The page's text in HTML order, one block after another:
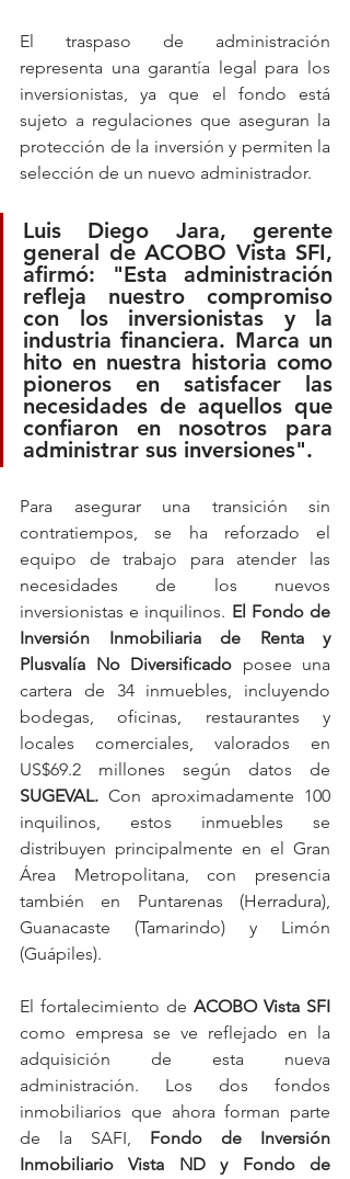
El traspaso de administración
representa una garantía legal para los
inversionistas, ya que el fondo está
sujeto a regulaciones que aseguran la
protección de la inversión y permiten la
selección de un nuevo administrador.
Luis Diego Jara, gerente
general de ACOBO Vista SFI,
afirmó: "Esta administración
refleja nuestro compromiso
con los inversionistas y la
industria financiera. Marca un
hito en nuestra historia como
pioneros en satisfacer las
necesidades de aquellos que
confiaron en nosotros para
administrar sus inversiones".
Para asegurar una transición sin
contratiempos, se ha reforzado el
equipo de trabajo para atender las
necesidades de los nuevos
inversionistas e inquilinos. El Fondo de
Inversión Inmobiliaria de Renta y
Plusvalía No Diversificado posee una
cartera de 34 inmuebles, incluyendo
bodegas, oficinas, restaurantes y
locales comerciales, valorados en
SUGEVAL. Con aproximadamente 100
inquilinos, estos inmuebles se
distribuyen principalmente en el Gran
Área Metropolitana, con presencia
también en Puntarenas (Herradura),
Guanacaste (Tamarindo) y Limón
(Guápiles).
El fortalecimiento de
como empresa se ve reflejado en la
adquisición de esta nueva
administración. Los dos fondos
inmobiliarios que ahora forman parte
de la SAFI, Fondo de Inversión
Inmobiliario Vista ND y Fondo de